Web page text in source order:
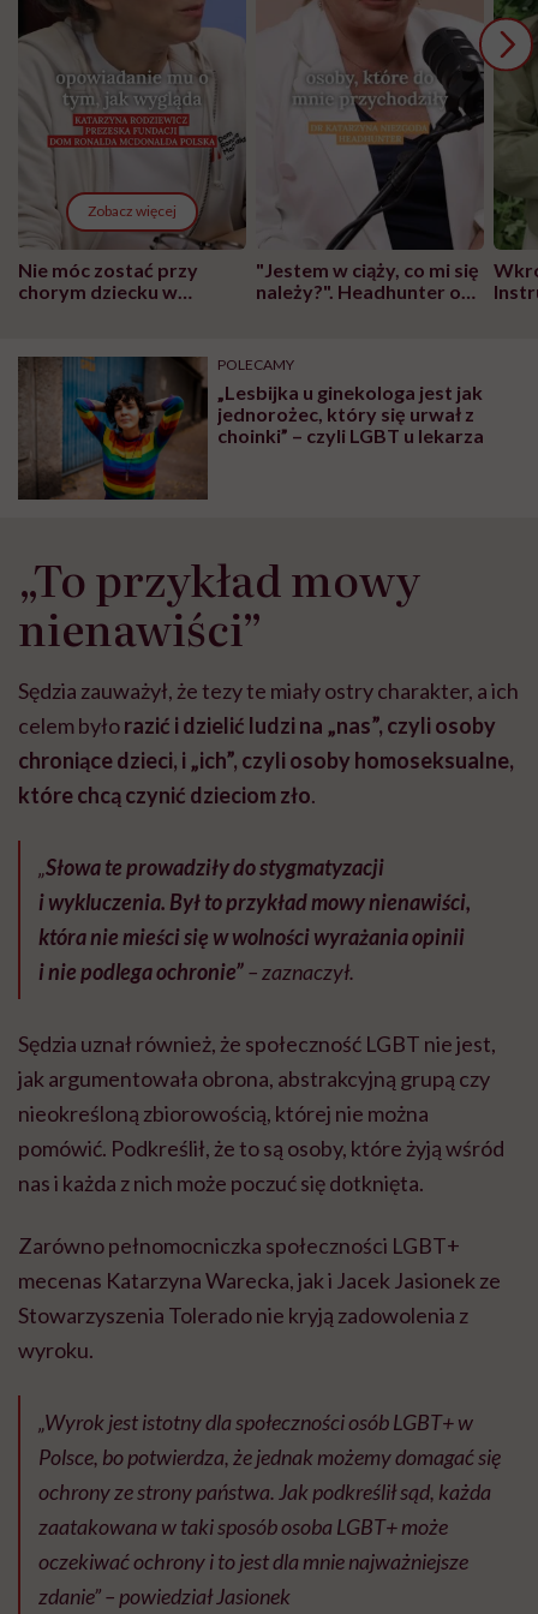
Zobacz więcej
Nie móc zostać przy
chorym dziecku w
może chyba tylko
głupota i brak
wyobraźni"
"Jestem w ciąży, co mi się
należy?". Headhunter o
pracy
POLECAMY
„Lesbijka u ginekologa jest jak
jednorożec, który się urwał z
choinki” – czyli LGBT u lekarza
„To przykład mowy
nienawiści”
Sędzia zauważył, że tezy te miały ostry charakter, a ich
celem byłorazić i dzielić ludzi na „nas”, czyli osoby
chroniące dzieci, i „ich”, czyli osoby homoseksualne,
które chcą czynić dzieciom zło.
„Słowa te prowadziły do stygmatyzacji
i wykluczenia. Był to przykład mowy nienawiści,
która nie mieści się w wolności wyrażania opinii
i nie podlega ochronie”– zaznaczył.
Sędzia uznał również, że społeczność LGBT nie jest,
jak argumentowała obrona, abstrakcyjną grupą czy
nieokreśloną zbiorowością, której nie można
pomówić. Podkreślił, że to są osoby, które żyją wśród
nas i każda z nich może poczuć się dotknięta.
Zarówno pełnomocniczka społeczności LGBT+
mecenas Katarzyna Warecka, jak i Jacek Jasionek ze
Stowarzyszenia Tolerado nie kryją zadowolenia z
wyroku.
„Wyrok jest istotny dla społeczności osób LGBT+ w
Polsce, bo potwierdza, że jednak możemy domagać się
ochrony ze strony państwa. Jak podkreślił sąd, każda
zaatakowana w taki sposób osoba LGBT+ może
oczekiwać ochrony i to jest dla mnie najważniejsze
zdanie” – powiedział Jasionek